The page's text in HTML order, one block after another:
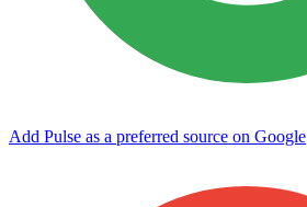
Add Pulse as a preferred source on Google